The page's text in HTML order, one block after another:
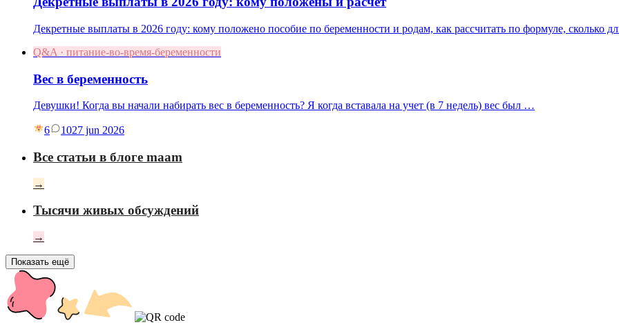
Декретные выплаты в 2026 году: кому положено пособие по беременности и родам, как рассчитать по формуле, сколько
Q&A · питание-во-время-беременности
Вес в беременность
Девушки! Когда вы начали набирать вес в беременность? Я когда вставала на учет (в 7 недель) вес был …
6 1027 jun 2026
Все статьи в блоге maam
→
Тысячи живых обсуждений
→
Показать ещё